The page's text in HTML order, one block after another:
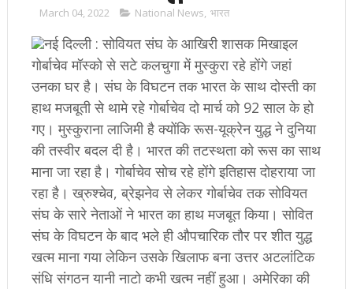
March 04, 2022 National News, भारत
नई दिल्ली : सोवियत संघ के आखिरी शासक मिखाइल
गोर्बाचेव मॉस्को से सटे कलचुगा में मुस्कुरा रहे होंगे जहां
उनका घर है। संघ के विघटन तक भारत के साथ दोस्ती का
हाथ मजबूती से थामे रहे गोर्बाचेव दो मार्च को 92 साल के हो
गए। मुस्कुराना लाजिमी है क्योंकि रूस-यूक्रेन युद्ध ने दुनिया
की तस्वीर बदल दी है। भारत की तटस्थता को रूस का साथ
माना जा रहा है। गोर्बाचेव सोच रहे होंगे इतिहास दोहराया जा
रहा है। ख्रुश्चेव, ब्रेझनेव से लेकर गोर्बाचेव तक सोवियत
संघ के सारे नेताओं ने भारत का हाथ मजबूत किया। सोवित
संघ के विघटन के बाद भले ही औपचारिक तौर पर शीत युद्ध
खत्म माना गया लेकिन उसके खिलाफ बना उत्तर अटलांटिक
संधि संगठन यानी नाटो कभी खत्म नहीं हुआ। अमेरिका की